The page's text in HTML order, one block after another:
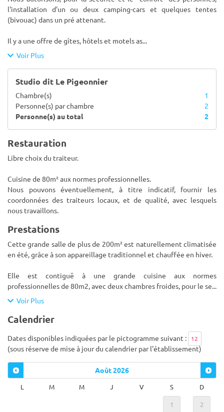
l'installation d'un ou deux camping-cars et quelques tentes
(bivouac) dans un pré attenant.
Il y a une offre de gîtes, hôtels et motels as...
Voir Plus
Studio dit Le Pigeonnier
Chambre(s)
1
Personne(s) par chambre
2
Personne(s) au total
2
Restauration
Libre choix du traiteur.
Cuisine de 80m² aux normes professionnelles.
Nous pouvons éventuellement, à titre indicatif, fournir les
coordonnées des traiteurs locaux, et de qualité, avec lesquels
nous travaillons.
Prestations
Cette grande salle de plus de 200m² est naturellement climatisée
en été, grâce à son appareillage traditionnel et chauffée en hiver.
Elle est contiguë à une grande cuisine aux normes
professionnelles de 80m2, avec deux chambres froides, pour le se...
Voir Plus
Calendrier
Dates disponibles indiquées par le pictogramme suivant : 12
(sous réserve de mise à jour du calendrier par l'établissement)
Août2026
L M M J V S D
1 2